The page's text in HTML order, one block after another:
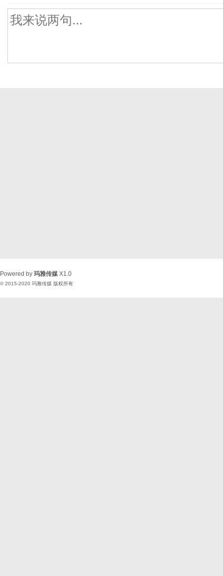
Powered by 玛雅传媒 X1.0
© 2015-2020 玛雅传媒 版权所有